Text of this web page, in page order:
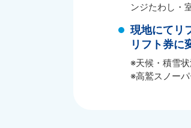
ンジたわし・
現地にてリ
リフト券に
※天候・積雪
※高鷲スノー